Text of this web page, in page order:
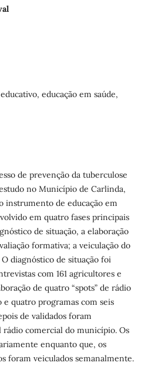
educação em saúde,
de prevenção da tuberculose
no Município de Carlinda,
instrumento de educação em
em quatro fases principais
de situação, a elaboração
formativa; a veiculação do
diagnóstico de situação foi
com 161 agricultores e
de quatro “spots” de rádio
quatro programas com seis
de validados foram
rádio comercial do município. Os
enquanto que, os
foram veiculados semanalmente.